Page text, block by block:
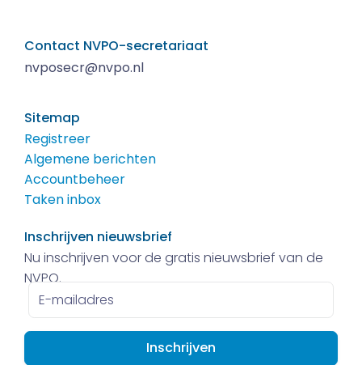
Contact NVPO-secretariaat
nvposecr@nvpo.nl
Sitemap
Registreer
Algemene berichten
Accountbeheer
Taken inbox
Inschrijven nieuwsbrief
Nu inschrijven voor de gratis nieuwsbrief van de
NVPO.
E-
mailadres